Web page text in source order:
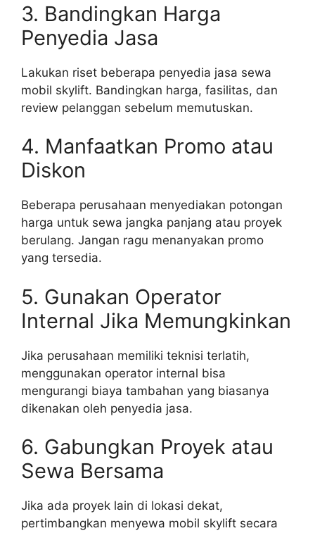
3. Bandingkan Harga
Penyedia Jasa
Lakukan riset beberapa penyedia jasa sewa
mobil skylift. Bandingkan harga, fasilitas, dan
review pelanggan sebelum memutuskan.
4. Manfaatkan Promo atau
Diskon
Beberapa perusahaan menyediakan potongan
harga untuk sewa jangka panjang atau proyek
berulang. Jangan ragu menanyakan promo
yang tersedia.
5. Gunakan Operator
Internal Jika Memungkinkan
Jika perusahaan memiliki teknisi terlatih,
menggunakan operator internal bisa
mengurangi biaya tambahan yang biasanya
dikenakan oleh penyedia jasa.
6. Gabungkan Proyek atau
Sewa Bersama
Jika ada proyek lain di lokasi dekat,
pertimbangkan menyewa mobil skylift secara